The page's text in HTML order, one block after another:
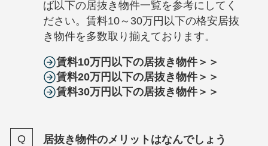
ば以下の居抜き物件一覧を参考にしてく
ださい。賃料10～30万円以下の格安居抜
き物件を多数取り揃えております。
賃料10万円以下の居抜き物件＞＞
賃料20万円以下の居抜き物件＞＞
賃料30万円以下の居抜き物件＞＞
居抜き物件のメリットはなんでしょう